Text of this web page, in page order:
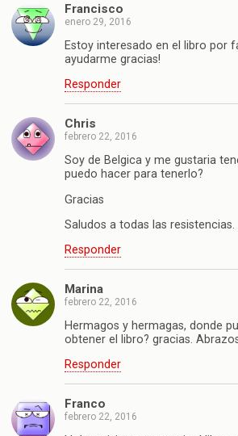
Francisco
enero 29, 2016
Estoy interesado en el libro por
ayudarme gracias!
Responder
Chris
febrero 22, 2016
Soy de Belgica y me gustaria
puedo hacer para tenerlo?
Gracias
Saludos a todas las resistencias.
Responder
Marina
febrero 22, 2016
Hermagos y hermagas, donde
obtener el libro? gracias.
Responder
Franco
febrero 22, 2016